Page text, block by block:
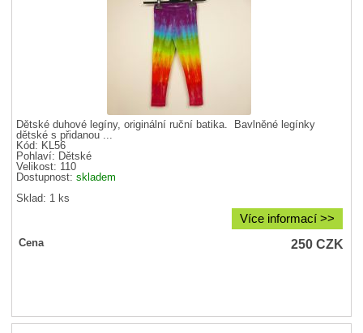
Dětské duhové legíny, originální ruční batika. Bavlněné legínky
dětské s přidanou ...
Kód: KL56
Pohlaví: Dětské
Velikost: 110
Dostupnost:skladem
Sklad: 1 ks
Více informací >>
Cena 250CZK